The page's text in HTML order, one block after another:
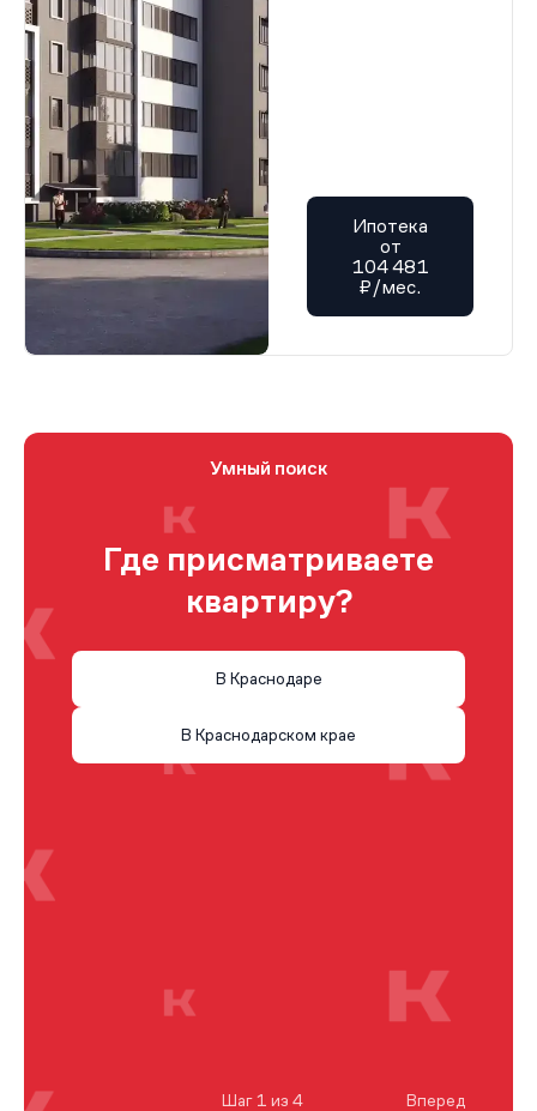
Ипотека
от
104 481
₽/мес.
Умный поиск
Где присматриваете
квартиру?
В Краснодаре
В Краснодарском крае
Шаг 1 из 4 Вперед